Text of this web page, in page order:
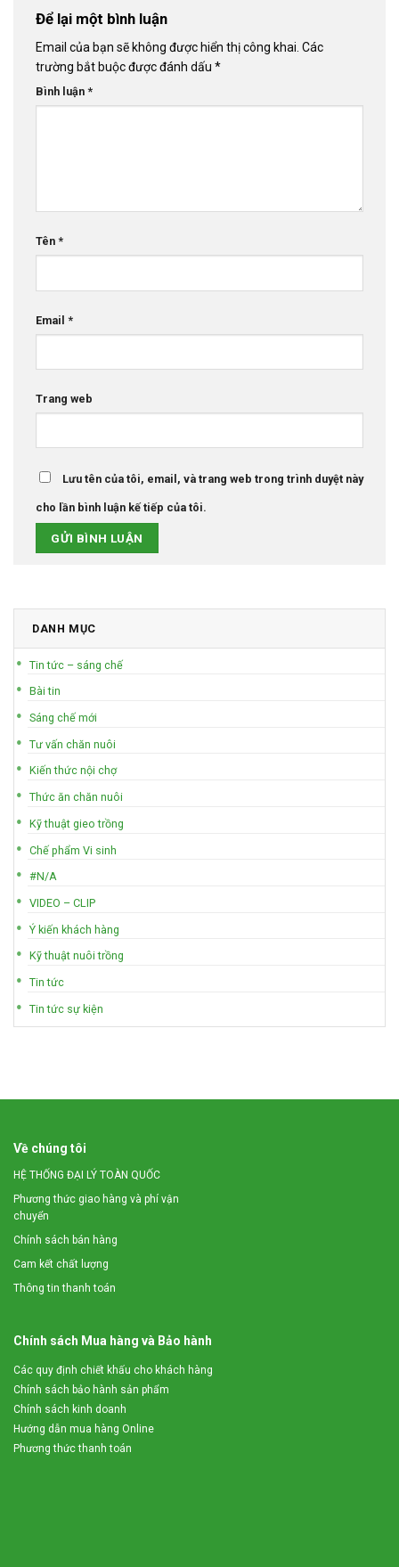
Để lại một bình luận
Email của bạn sẽ không được hiển thị công khai. Các
trường bắt buộc được đánh dấu *
Bình luận *
Tên *
Email *
Trang web
Lưu tên của tôi, email, và trang web trong trình duyệt này
cho lần bình luận kế tiếp của tôi.
DANH MỤC
Tin tức – sáng chế
Bài tin
Sáng chế mới
Tư vấn chăn nuôi
Kiến thức nội chợ
Thức ăn chăn nuôi
Kỹ thuật gieo trồng
Chế phẩm Vi sinh
#N/A
VIDEO – CLIP
Ý kiến khách hàng
Kỹ thuật nuôi trồng
Tin tức
Tin tức sự kiện
Về chúng tôi
HỆ THỐNG ĐẠI LÝ TOÀN QUỐC
Phương thức giao hàng và phí vận
chuyển
Chính sách bán hàng
Cam kết chất lượng
Thông tin thanh toán
Chính sách Mua hàng và Bảo hành
Các quy định chiết khấu cho khách hàng
Chính sách bảo hành sản phẩm
Chính sách kinh doanh
Hướng dẫn mua hàng Online
Phương thức thanh toán